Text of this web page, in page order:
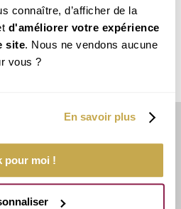
connaître, d’afficher de la
d'améliorer votre expérience
site. Nous ne vendons aucune
vous ?
En savoir plus
pour moi !
précise ?
nous !